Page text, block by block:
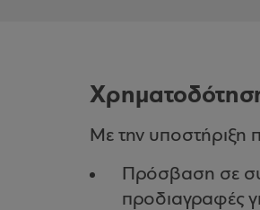
Με την υποστήριξη
Πρόσβαση σε
προδιαγραφές